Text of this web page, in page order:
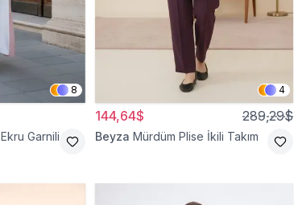
8
Garnili
4
144,64$ 289,29$
Beyza Mürdüm Plise İkili Takım